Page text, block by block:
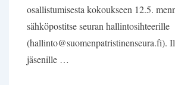
osallistumisesta kokoukseen 12.5.
sähköpostitse seuran hallintosihteerille
(hallinto@suomenpatristinenseura.fi).
jäsenille …